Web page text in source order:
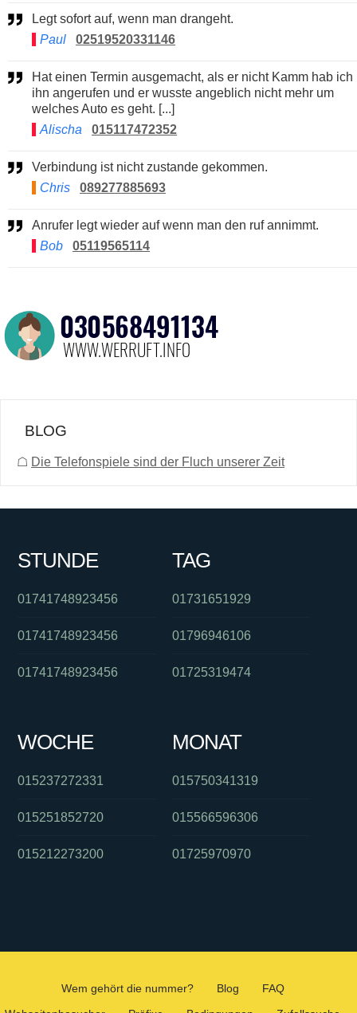
Legt sofort auf, wenn man drangeht.
Paul
02519520331146
Hat einen Termin ausgemacht, als er nicht Kamm hab ich
ihn angerufen und er wusste angeblich nicht mehr um
welches Auto es geht. [...]
Alischa
015117472352
Verbindung ist nicht zustande gekommen.
Chris
089277885693
Anrufer legt wieder auf wenn man den ruf annimmt.
Bob
05119565114
BLOG
☖ Die Telefonspiele sind der Fluch unserer Zeit
STUNDE
01741748923456
01741748923456
01741748923456
TAG
01731651929
01796946106
01725319474
WOCHE
015237272331
015251852720
015212273200
MONAT
015750341319
015566596306
01725970970
Wem gehört die nummer? Blog
FAQ